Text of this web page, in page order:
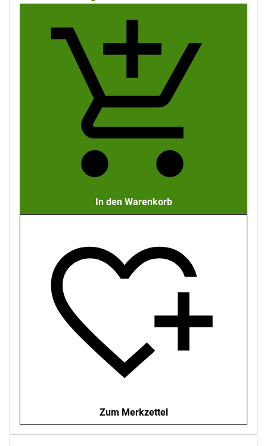
In den Warenkorb
Zum Merkzettel